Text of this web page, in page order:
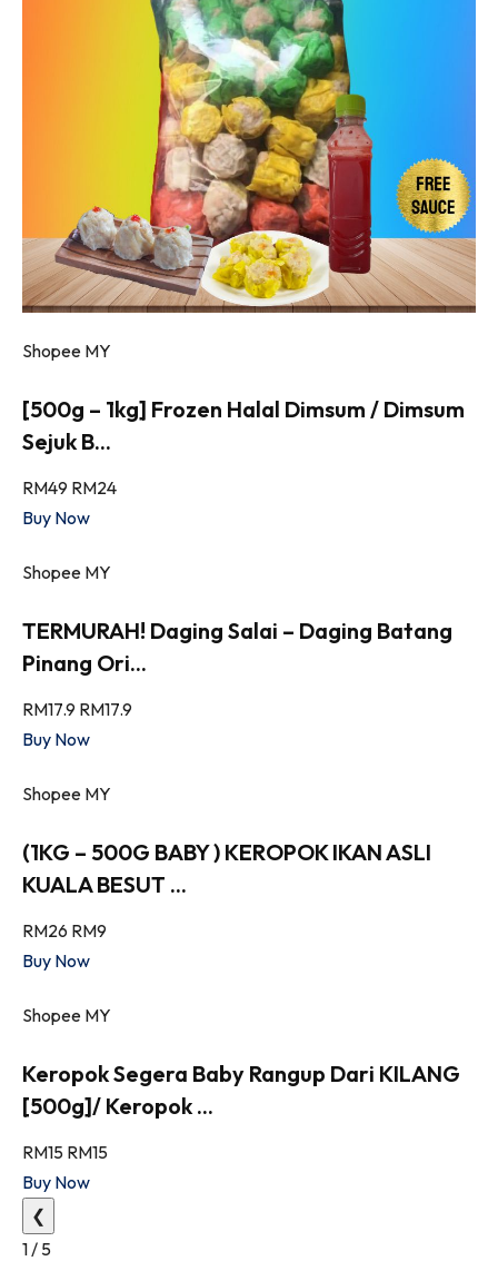
Shopee MY
[500g – 1kg] Frozen Halal Dimsum / Dimsum
Sejuk B...
RM49 RM24
Buy Now
Shopee MY
TERMURAH! Daging Salai – Daging Batang
Pinang Ori...
RM17.9 RM17.9
Buy Now
Shopee MY
(1KG – 500G BABY ) KEROPOK IKAN ASLI
KUALA BESUT ...
RM26 RM9
Buy Now
Shopee MY
Keropok Segera Baby Rangup Dari KILANG
[500g]/ Keropok ...
RM15 RM15
Buy Now
❮
1 / 5